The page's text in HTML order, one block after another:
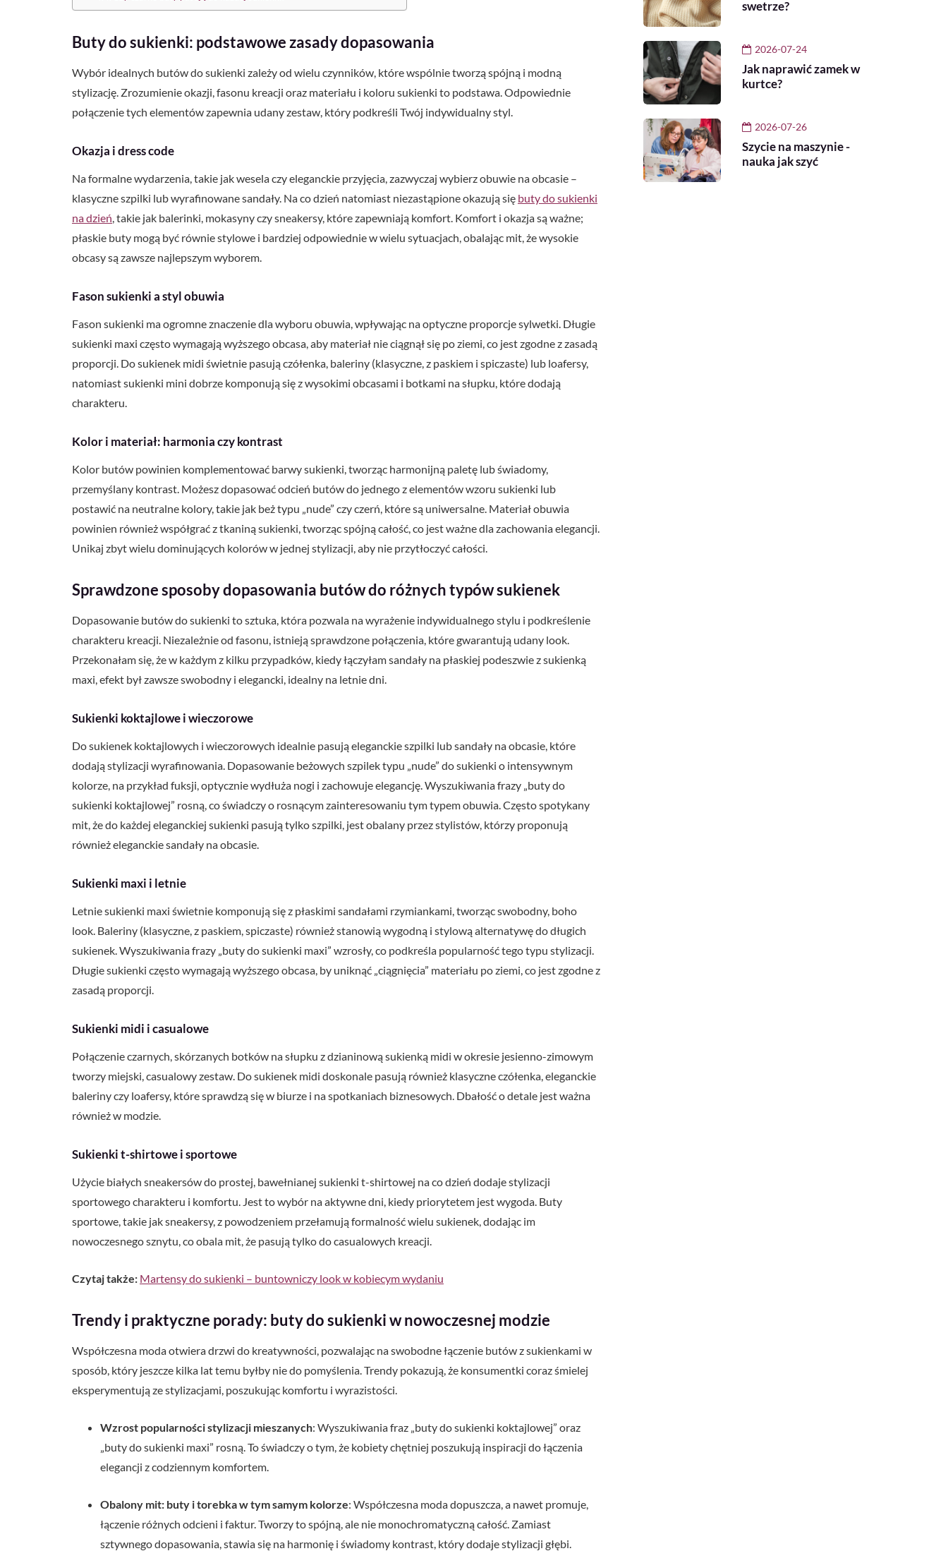
Buty do sukienki: podstawowe zasady dopasowania
Wybór idealnych butów do sukienki zależy od wielu czynników, które wspólnie tworzą spójną i modną
stylizację. Zrozumienie okazji, fasonu kreacji oraz materiału i koloru sukienki to podstawa. Odpowiednie
połączenie tych elementów zapewnia udany zestaw, który podkreśli Twój indywidualny styl.
Okazja i dress code
Na formalne wydarzenia, takie jak wesela czy eleganckie przyjęcia, zazwyczaj wybierz obuwie na obcasie –
klasyczne szpilki lub wyrafinowane sandały. Na co dzień natomiast niezastąpione okazują się buty do sukienki
na dzień , takie jak balerinki, mokasyny czy sneakersy, które zapewniają komfort. Komfort i okazja są ważne;
płaskie buty mogą być równie stylowe i bardziej odpowiednie w wielu sytuacjach, obalając mit, że wysokie
obcasy są zawsze najlepszym wyborem.
Fason sukienki a styl obuwia
Fason sukienki ma ogromne znaczenie dla wyboru obuwia, wpływając na optyczne proporcje sylwetki. Długie
sukienki maxi często wymagają wyższego obcasa, aby materiał nie ciągnął się po ziemi, co jest zgodne z zasadą
proporcji. Do sukienek midi świetnie pasują czółenka, baleriny (klasyczne, z paskiem i spiczaste) lub loafersy,
natomiast sukienki mini dobrze komponują się z wysokimi obcasami i botkami na słupku, które dodają
charakteru.
Kolor i materiał: harmonia czy kontrast
Kolor butów powinien komplementować barwy sukienki, tworząc harmonijną paletę lub świadomy,
przemyślany kontrast. Możesz dopasować odcień butów do jednego z elementów wzoru sukienki lub
postawić na neutralne kolory, takie jak beż typu „nude” czy czerń, które są uniwersalne. Materiał obuwia
powinien również współgrać z tkaniną sukienki, tworząc spójną całość, co jest ważne dla zachowania elegancji.
Unikaj zbyt wielu dominujących kolorów w jednej stylizacji, aby nie przytłoczyć całości.
Sprawdzone sposoby dopasowania butów do różnych typów sukienek
Dopasowanie butów do sukienki to sztuka, która pozwala na wyrażenie indywidualnego stylu i podkreślenie
charakteru kreacji. Niezależnie od fasonu, istnieją sprawdzone połączenia, które gwarantują udany look.
Przekonałam się, że w każdym z kilku przypadków, kiedy łączyłam sandały na płaskiej podeszwie z sukienką
maxi, efekt był zawsze swobodny i elegancki, idealny na letnie dni.
Sukienki koktajlowe i wieczorowe
Do sukienek koktajlowych i wieczorowych idealnie pasują eleganckie szpilki lub sandały na obcasie, które
dodają stylizacji wyrafinowania. Dopasowanie beżowych szpilek typu „nude” do sukienki o intensywnym
kolorze, na przykład fuksji, optycznie wydłuża nogi i zachowuje elegancję. Wyszukiwania frazy „buty do
sukienki koktajlowej” rosną, co świadczy o rosnącym zainteresowaniu tym typem obuwia. Często spotykany
mit, że do każdej eleganckiej sukienki pasują tylko szpilki, jest obalany przez stylistów, którzy proponują
również eleganckie sandały na obcasie.
Sukienki maxi i letnie
Letnie sukienki maxi świetnie komponują się z płaskimi sandałami rzymiankami, tworząc swobodny, boho
look. Baleriny (klasyczne, z paskiem, spiczaste) również stanowią wygodną i stylową alternatywę do długich
sukienek. Wyszukiwania frazy „buty do sukienki maxi” wzrosły, co podkreśla popularność tego typu stylizacji.
Długie sukienki często wymagają wyższego obcasa, by uniknąć „ciągnięcia” materiału po ziemi, co jest zgodne z
zasadą proporcji.
Sukienki midi i casualowe
Połączenie czarnych, skórzanych botków na słupku z dzianinową sukienką midi w okresie jesienno-zimowym
tworzy miejski, casualowy zestaw. Do sukienek midi doskonale pasują również klasyczne czółenka, eleganckie
baleriny czy loafersy, które sprawdzą się w biurze i na spotkaniach biznesowych. Dbałość o detale jest ważna
również w modzie.
Sukienki t-shirtowe i sportowe
Użycie białych sneakersów do prostej, bawełnianej sukienki t-shirtowej na co dzień dodaje stylizacji
sportowego charakteru i komfortu. Jest to wybór na aktywne dni, kiedy priorytetem jest wygoda. Buty
sportowe, takie jak sneakersy, z powodzeniem przełamują formalność wielu sukienek, dodając im
nowoczesnego sznytu, co obala mit, że pasują tylko do casualowych kreacji.
Czytaj także: Martensy do sukienki – buntowniczy look w kobiecym wydaniu
Trendy i praktyczne porady: buty do sukienki w nowoczesnej modzie
Współczesna moda otwiera drzwi do kreatywności, pozwalając na swobodne łączenie butów z sukienkami w
sposób, który jeszcze kilka lat temu byłby nie do pomyślenia. Trendy pokazują, że konsumentki coraz śmielej
eksperymentują ze stylizacjami, poszukując komfortu i wyrazistości.
Wzrost popularności stylizacji mieszanych: Wyszukiwania fraz „buty do sukienki koktajlowej” oraz
„buty do sukienki maxi” rosną. To świadczy o tym, że kobiety chętniej poszukują inspiracji do łączenia
elegancji z codziennym komfortem.
Obalony mit: buty i torebka w tym samym kolorze: Współczesna moda dopuszcza, a nawet promuje,
łączenie różnych odcieni i faktur. Tworzy to spójną, ale nie monochromatyczną całość. Zamiast
sztywnego dopasowania, stawia się na harmonię i świadomy kontrast, który dodaje stylizacji głębi.
swetrze?
2026-07-24
Jak naprawić zamek w
kurtce?
2026-07-26
Szycie na maszynie -
nauka jak szyć